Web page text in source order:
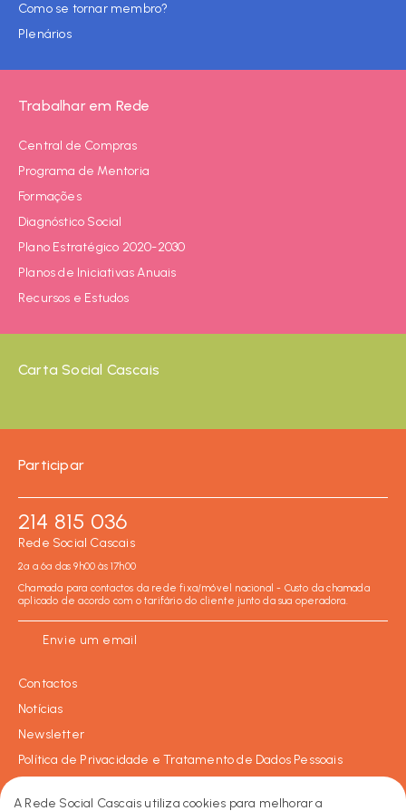
Como se tornar membro?
Plenários
Trabalhar em Rede
Central de Compras
Programa de Mentoria
Formações
Diagnóstico Social
Plano Estratégico 2020-2030
Planos de Iniciativas Anuais
Recursos e Estudos
Carta Social Cascais
Participar
214 815 036
Rede Social Cascais
2ª a 6ª das 9h00 às 17h00
Chamada para contactos da rede fixa/móvel nacional - Custo da chamada
aplicado de acordo com o tarifário do cliente junto da sua operadora.
Envie um email
Contactos
Notícias
Newsletter
Política de Privacidade e Tratamento de Dados Pessoais
A Rede Social Cascais utiliza cookies para melhorar a